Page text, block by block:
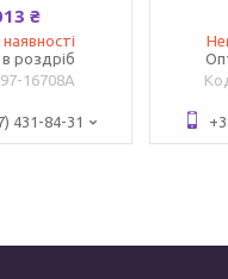
₴
роздріб
16708A
431-84-31